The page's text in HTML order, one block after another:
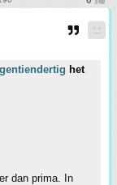
het
dan prima. In